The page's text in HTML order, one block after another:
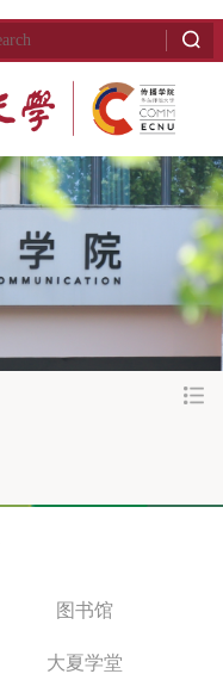
图书馆
大夏学堂